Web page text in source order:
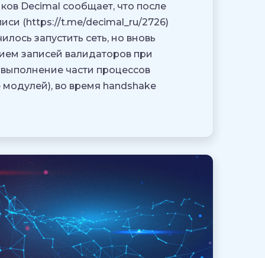
Decimal сообщает, что после
(https://t.me/decimal_ru/2726)
запустить сеть, но вновь
записей валидаторов при
части процессов
модулей), во время handshake